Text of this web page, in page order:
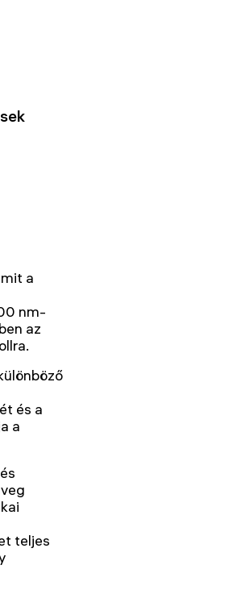
a
nm-
az
és a
a
teljes